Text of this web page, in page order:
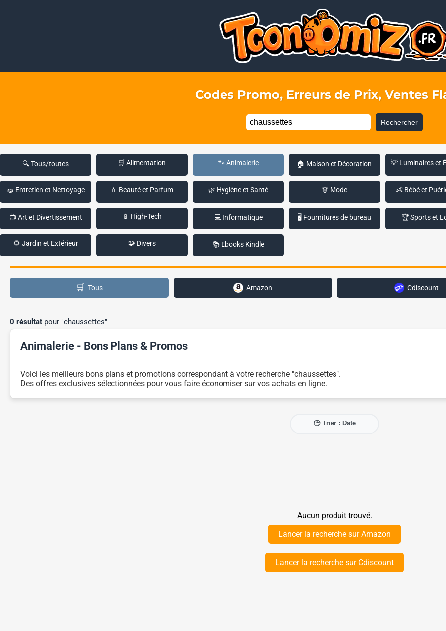
Codes Promo, Erreurs de Prix, Ventes
Rechercher
🔍 Tous/toutes 🛒 Alimentation 🐾 Animalerie 🏠 Maison et Décoration 💡 Luminaires et
🧽 Entretien et Nettoyage 💄 Beauté et Parfum 🌿 Hygiène et Santé 👗 Mode 👶 Bébé et
📺 Art et Divertissement 📱 High-Tech 💻 Informatique 🖥️ Fournitures de bureau 🏆 Sports et
🌻 Jardin et Extérieur 🧩 Divers 📚 Ebooks Kindle
🛒 Tous Amazon Cdiscount
0 résultat pour "chaussettes"
Animalerie - Bons Plans & Promos
Voici les meilleurs bons plans et promotions correspondant à votre recherche "chaussettes".
Des offres exclusives sélectionnées pour vous faire économiser sur vos achats en ligne.
🕒 Trier : Date
Aucun produit trouvé.
Lancer la recherche sur Amazon
Lancer la recherche sur Cdiscount